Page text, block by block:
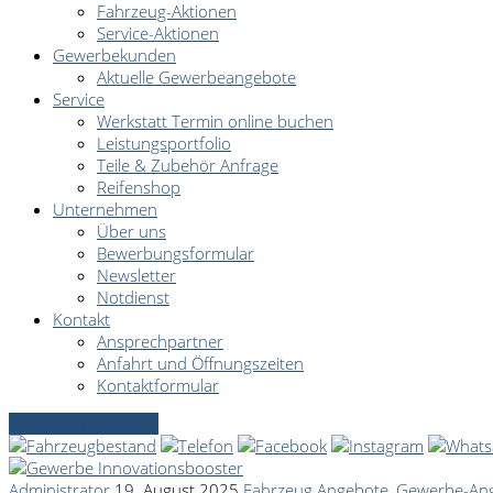
Fahrzeug-Aktionen
Service-Aktionen
Gewerbekunden
Aktuelle Gewerbeangebote
Service
Werkstatt Termin online buchen
Leistungsportfolio
Teile & Zubehör Anfrage
Reifenshop
Unternehmen
Über uns
Bewerbungsformular
Newsletter
Notdienst
Kontakt
Ansprechpartner
Anfahrt und Öffnungszeiten
Kontaktformular